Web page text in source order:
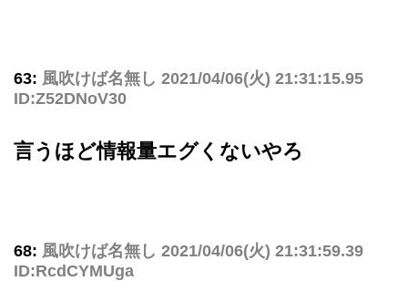
63: 風吹けば名無し 2021/04/06(火) 21:31:15.95
ID:Z52DNoV30
言うほど情報量エグくないやろ
68: 風吹けば名無し 2021/04/06(火) 21:31:59.39
ID:RcdCYMUga